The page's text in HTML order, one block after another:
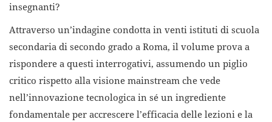
insegnanti?
Attraverso un’indagine condotta in venti istituti di scuola
secondaria di secondo grado a Roma, il volume prova a
rispondere a questi interrogativi, assumendo un piglio
critico rispetto alla visione mainstream che vede
nell’innovazione tecnologica in sé un ingrediente
fondamentale per accrescere l’efficacia delle lezioni e la